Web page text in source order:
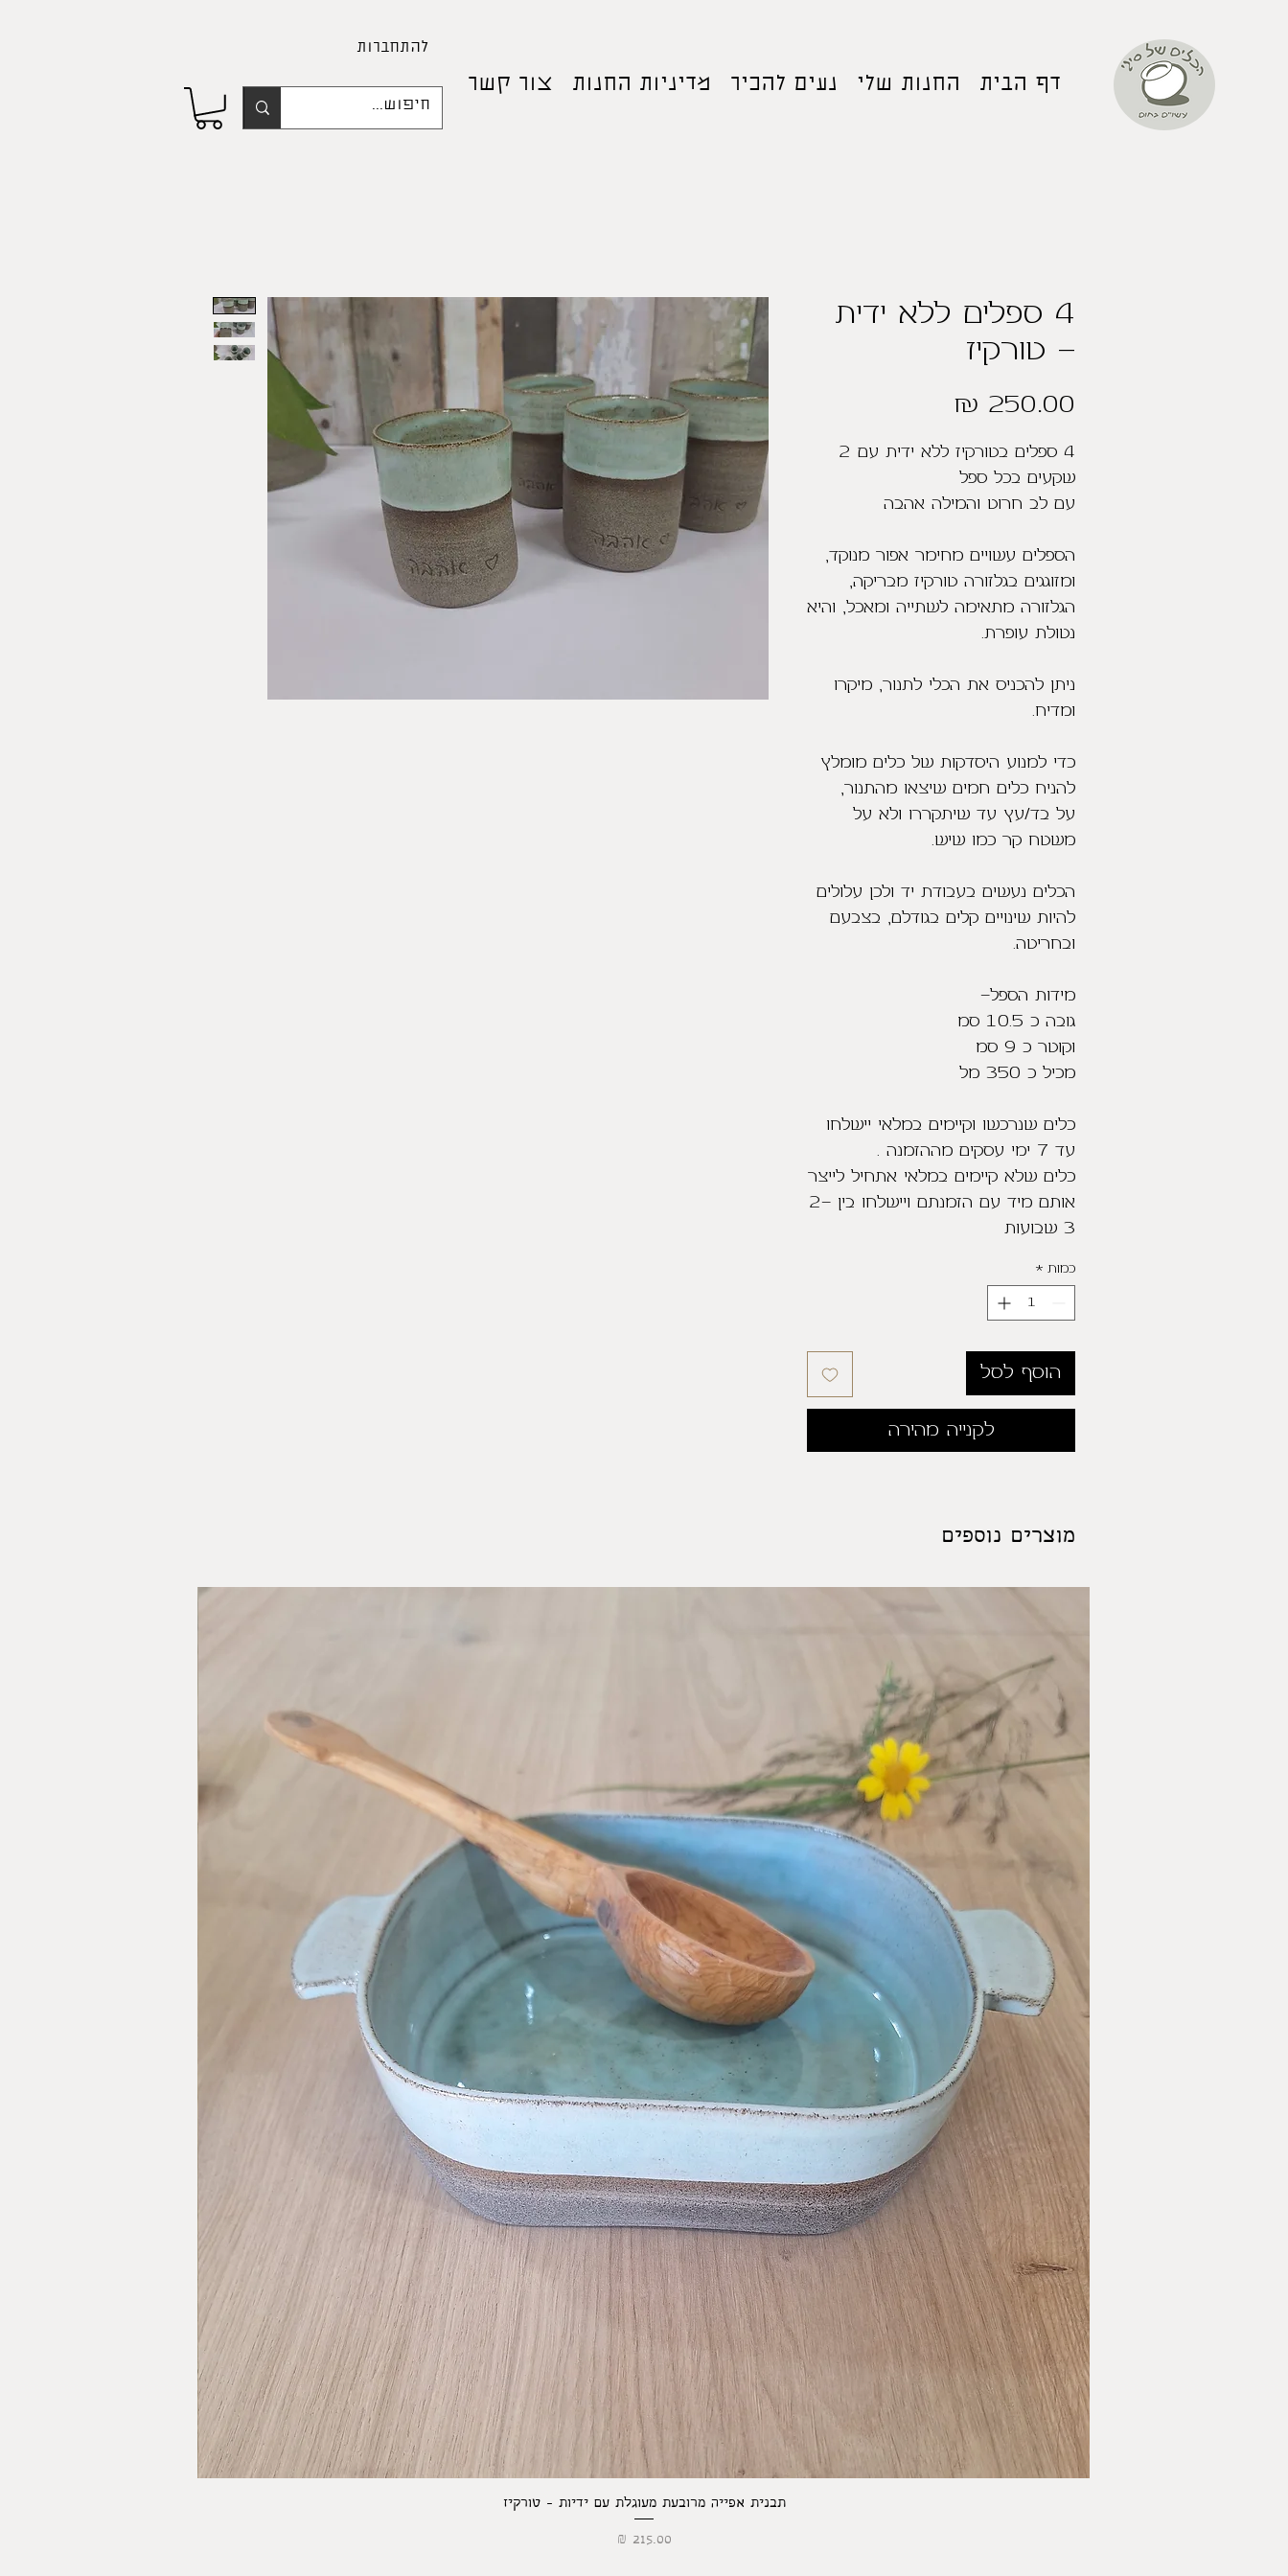
להתחברות
דף הבית החנות שלי נעים להכיר מדיניות החנות צור קשר
4 ספלים ללא ידית
- טורקיז
מחיר
4 ספלים בטורקיז ללא ידית עם 2
שקעים בכל ספל
עם לב חרוט והמילה אהבה
הספלים עשויים מחימר אפור מנוקד,
ומזוגגים בגלזורה טורקיז מבריקה,
הגלזורה מתאימה לשתייה ומאכל, והיא
נטולת עופרת.
ניתן להכניס את הכלי לתנור, מיקרו
ומדיח.
כדי למנוע היסדקות של כלים מומלץ
להניח כלים חמים שיצאו מהתנור,
על בד/עץ עד שיתקררו ולא על
משטח קר כמו שיש.
הכלים נעשים בעבודת יד ולכן עלולים
להיות שינויים קלים בגודלם, בצבעם
ובחריטה.
מידות הספל-
גובה כ 10.5 סמ
וקוטר כ 9 סמ
מכיל כ 350 מל
כלים שנרכשו וקיימים במלאי יישלחו
עד 7 ימי עסקים מההזמנה .
כלים שלא קיימים במלאי אתחיל לייצר
אותם מיד עם הזמנתם ויישלחו בין 2-
3 שבועות
כמות *
הוסף לסל
לקנייה מהירה
מוצרים נוספים
תצוגה מהירה
תבנית אפייה מרובעת מעוגלת עם ידיות - טורקיז
מחיר